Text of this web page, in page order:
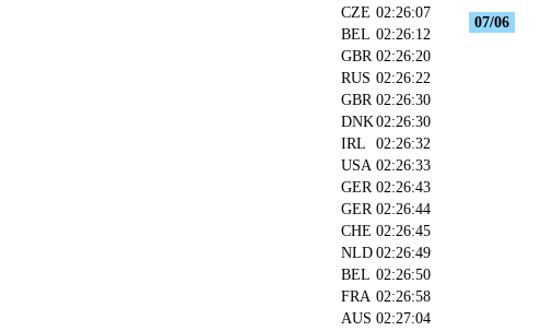
CZE 02:26:07
BEL 02:26:12
GBR 02:26:20
RUS 02:26:22
GBR 02:26:30
DNK02:26:30
IRL
02:26:32
USA 02:26:33
GER 02:26:43
GER 02:26:44
CHE 02:26:45
NLD 02:26:49
BEL 02:26:50
FRA 02:26:58
AUS 02:27:04
07/06